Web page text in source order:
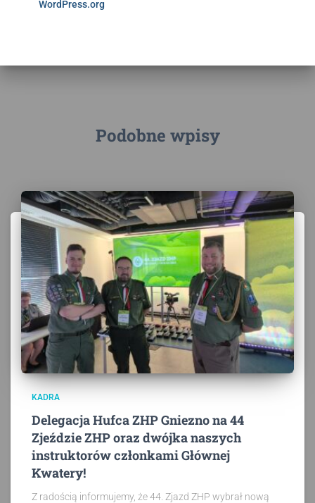
WordPress.org
Podobne wpisy
KADRA
Delegacja Hufca ZHP Gniezno na 44
Zjeździe ZHP oraz dwójka naszych
instruktorów członkami Głównej
Kwatery!
Z radością informujemy, że 44. Zjazd ZHP wybrał nową